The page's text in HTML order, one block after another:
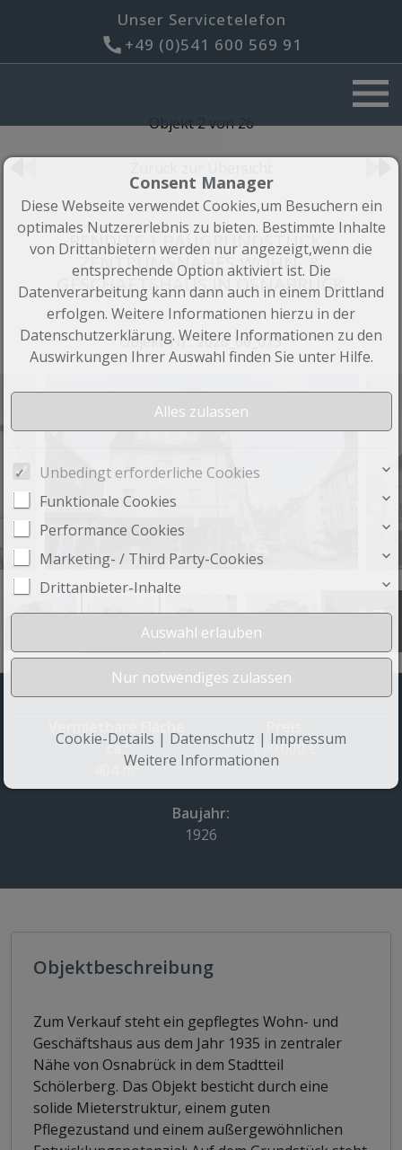
Unser Servicetelefon
+49 (0)541 600 569 91
Objekt 2 von 26
RENDITE + BAUGRUNDSTÜCK -
ZENTRUMSNAHES WOHN- &
GESCHÄFTSHAUS IN OSNABRÜCK
Objekt-Nr.: 2026_06_013
+27
ca.:
404 m²
690.000 €
Baujahr:
1926
Objektbeschreibung
Zum Verkauf steht ein gepflegtes Wohn- und
Geschäftshaus aus dem Jahr 1935 in zentraler
Nähe von Osnabrück in dem Stadtteil
Schölerberg. Das Objekt besticht durch eine
solide Mieterstruktur, einem guten
Pflegezustand und einem außergewöhnlichen
Consent Manager
Diese Webseite verwendet Cookies,um Besuchern ein
optimales Nutzererlebnis zu bieten. Bestimmte Inhalte
von Drittanbietern werden nur angezeigt,wenn die
entsprechende Option aktiviert ist. Die
Datenverarbeitung kann dann auch in einem Drittland
erfolgen. Weitere Informationen hierzu in der
Datenschutzerklärung. Weitere Informationen zu den
Auswirkungen Ihrer Auswahl finden Sie unter Hilfe.
Unbedingt erforderliche Cookies
Funktionale Cookies
Performance Cookies
Marketing- / Third Party-Cookies
Drittanbieter-Inhalte
Cookie-Details | Datenschutz | Impressum
Weitere Informationen